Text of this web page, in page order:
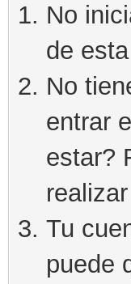
No
de
No
entrar
estar?
Tu
puede